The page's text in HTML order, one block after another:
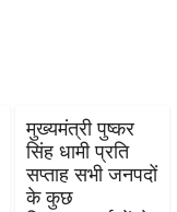
मुख्यमंत्री पुष्कर
सिंह धामी प्रति
सप्ताह सभी जनपदों
के कुछ